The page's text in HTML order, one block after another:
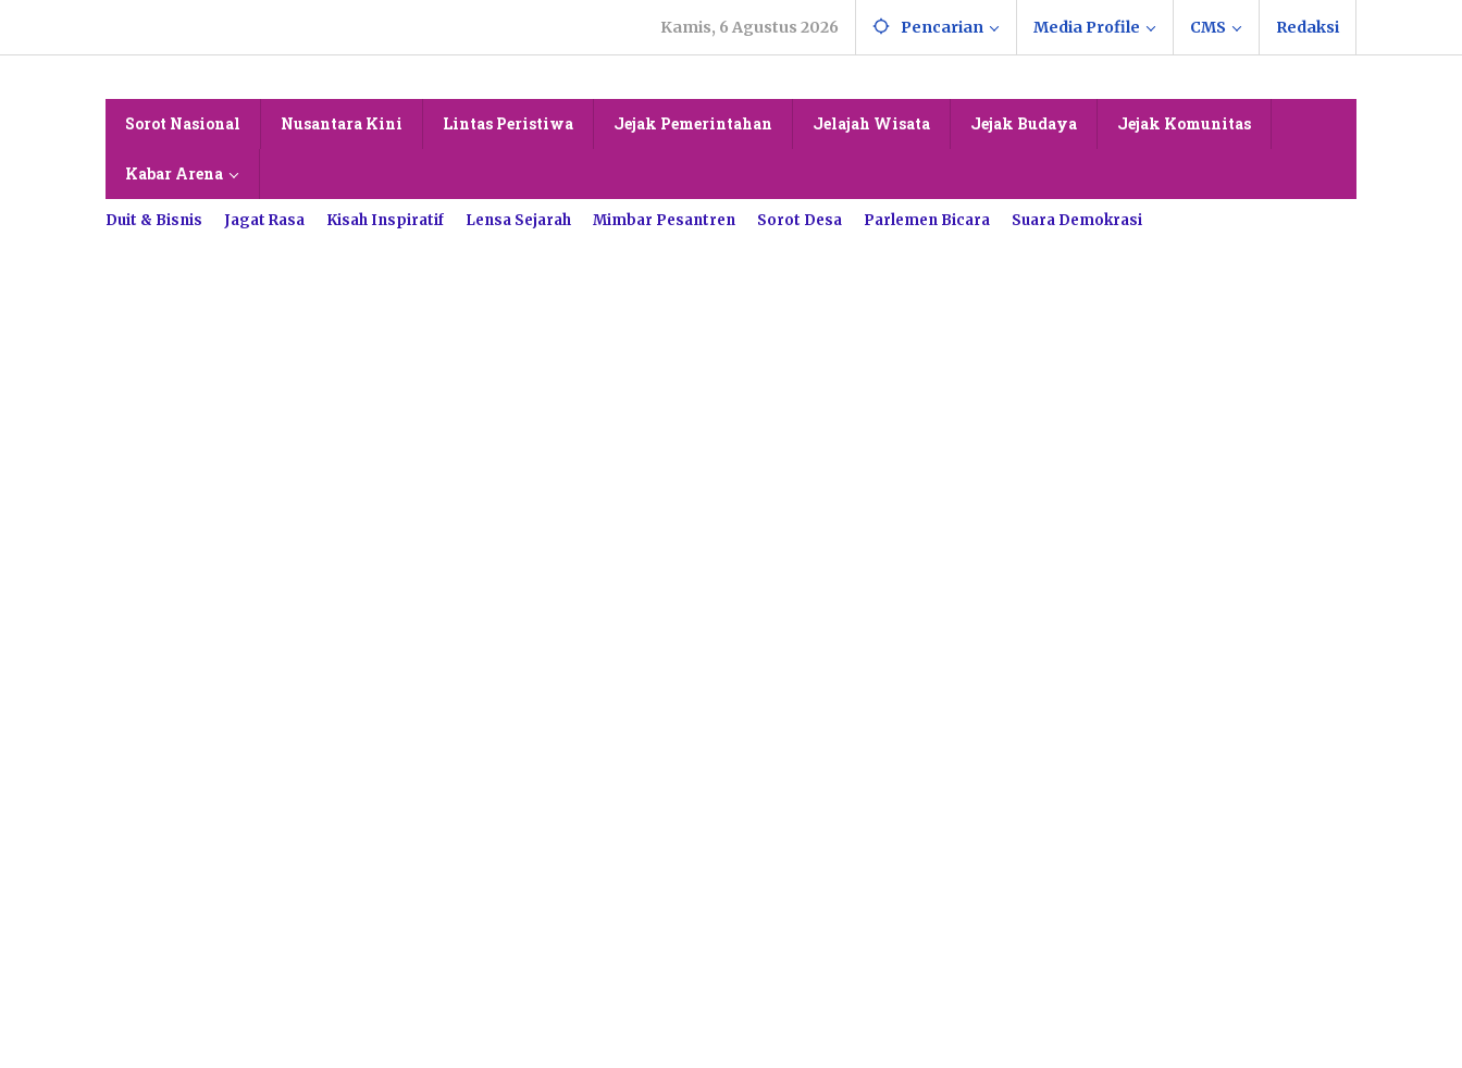
konten
Kamis, 6 Agustus 2026 Pencarian Media Profile CMS Redaksi
Sorot Nasional Nusantara Kini Lintas Peristiwa Jejak Pemerintahan Jelajah Wisata Jejak Budaya Jejak Komunitas
Kabar Arena
Duit & Bisnis Jagat Rasa Kisah Inspiratif Lensa Sejarah Mimbar Pesantren Sorot Desa Parlemen Bicara Suara Demokrasi